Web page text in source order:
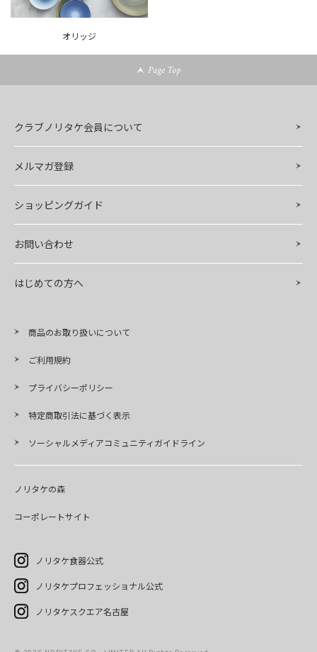
オリッジ
Page Top
クラブノリタケ会員について
メルマガ登録
ショッピングガイド
お問い合わせ
はじめての方へ
商品のお取り扱いについて
ご利用規約
プライバシーポリシー
特定商取引法に基づく表示
ソーシャルメディアコミュニティガイドライン
ノリタケの森
コーポレートサイト
ノリタケ食器公式
ノリタケプロフェッショナル公式
ノリタケスクエア名古屋